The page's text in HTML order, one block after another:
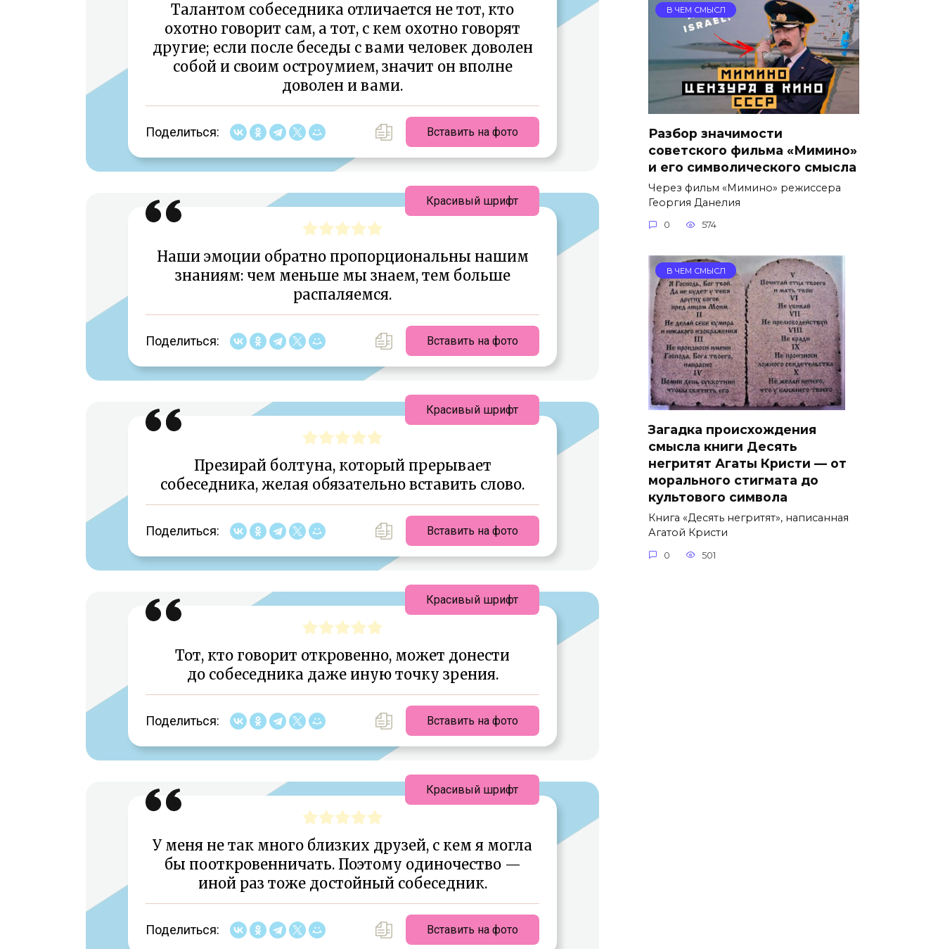
Талантом собеседника отличается не тот, кто
охотно говорит сам, а тот, с кем охотно говорят
другие; если после беседы с вами человек доволен
собой и своим остроумием, значит он вполне
доволен и вами.
Поделиться: Вставить на фото
Наши эмоции обратно пропорциональны нашим
знаниям: чем меньше мы знаем, тем больше
распаляемся.
Поделиться: Вставить на фото
Красивый шрифт
Презирай болтуна, который прерывает
собеседника, желая обязательно вставить слово.
Поделиться: Вставить на фото
Красивый шрифт
Тот, кто говорит откровенно, может донести
до собеседника даже иную точку зрения.
Поделиться: Вставить на фото
Красивый шрифт
У меня не так много близких друзей, с кем я могла
бы пооткровенничать. Поэтому одиночество —
иной раз тоже достойный собеседник.
Поделиться: Вставить на фото
Красивый шрифт
В ЧЕМ СМЫСЛ
Разбор значимости
советского фильма «Мимино»
и его символического смысла
Через фильм «Мимино» режиссера
Георгия Данелия
0 574
В ЧЕМ СМЫСЛ
Загадка происхождения
смысла книги Десять
негритят Агаты Кристи — от
морального стигмата до
культового символа
Книга «Десять негритят», написанная
Агатой Кристи
0 501